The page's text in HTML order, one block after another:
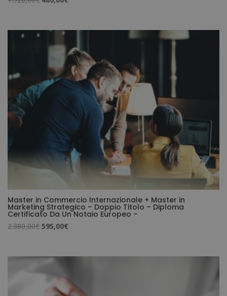
era:
1.920,00€.480,00€.
Master in Commercio Internazionale + Master in
Marketing Strategico – Doppio Titolo – Diploma
Certificato Da Un Notaio Europeo –
2.380,00€ Il
era:
2.380,00€.
595,00€